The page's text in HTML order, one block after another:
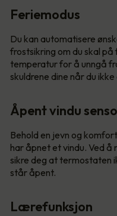
Feriemodus
Du kan automatisere
frostsikring om du skal
temperatur for å unngå
skuldrene dine når du
Åpent vindu
Behold en jevn og
har åpnet et vindu. Ved å
sikre deg at termostaten
står åpent.
Lærefunksjon